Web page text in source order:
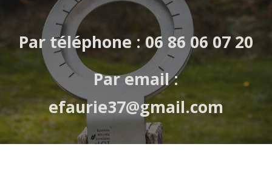
Par téléphone : 06 86 06 07 20
Par email :
efaurie37@gmail.com